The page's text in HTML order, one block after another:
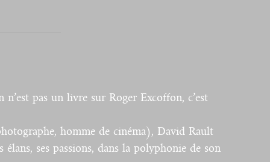
pas un livre sur Roger Excoffon, c’est
homme de cinéma), David Rault
ses passions, dans la polyphonie de son